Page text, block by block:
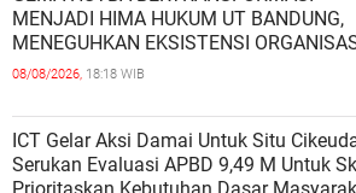
MENJADI HIMA HUKUM UT BANDUNG,
MENEGUHKAN EKSISTENSI
MAHASISWA HUKUM UNIVERSITAS
08/08/2026, 18:18 WIB
ICT Gelar Aksi Damai Untuk Situ
Serukan Evaluasi APBD 9,49 M Untuk